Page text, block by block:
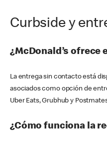
Curbside y
¿McDonald’s ofrece
La entrega sin contacto está
asociados como opción de
Uber Eats, Grubhub y
¿Cómo funciona la